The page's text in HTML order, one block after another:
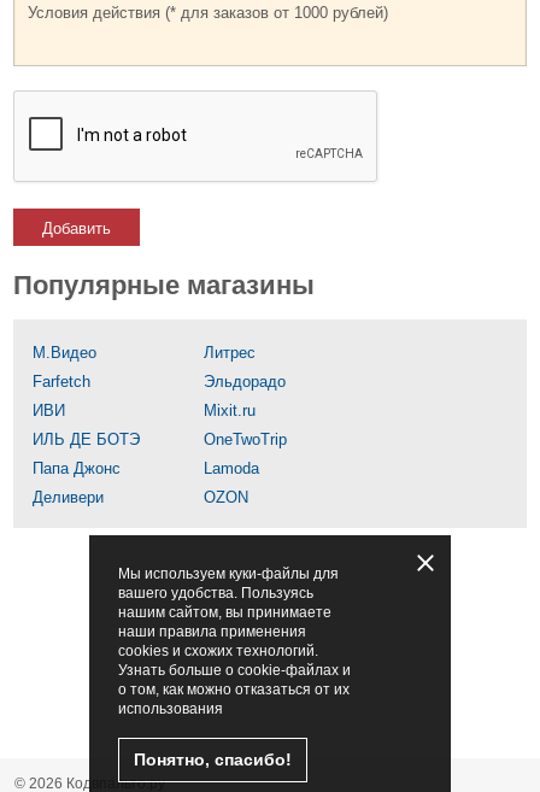
Добавить
Популярные магазины
М.Видео
Литрес
Farfetch
Эльдорадо
ИВИ
Mixit.ru
ИЛЬ ДЕ БОТЭ
OneTwoTrip
Папа Джонс
Lamoda
Деливери
OZON
© 2026 Кодвпальто.ру
Мы используем куки-файлы для
вашего удобства. Пользуясь
нашим сайтом, вы принимаете
наши правила применения
cookies и схожих технологий.
Узнать больше о cookie-файлах и
о том, как можно отказаться от их
использования
Понятно, спасибо!